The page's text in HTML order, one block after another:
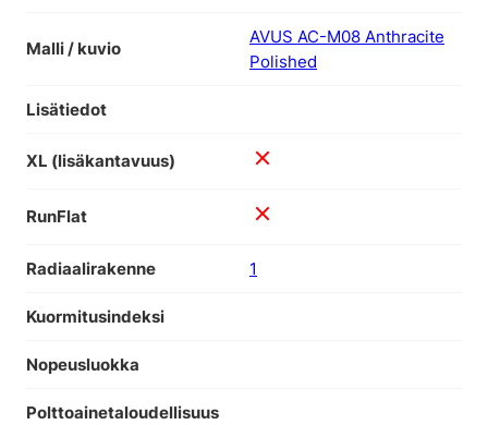
Malli / kuvio
AVUS AC-M08 Anthracite
Polished
Lisätiedot
XL (lisäkantavuus)
RunFlat
Radiaalirakenne 1
Kuormitusindeksi
Nopeusluokka
Polttoainetaloudellisuus